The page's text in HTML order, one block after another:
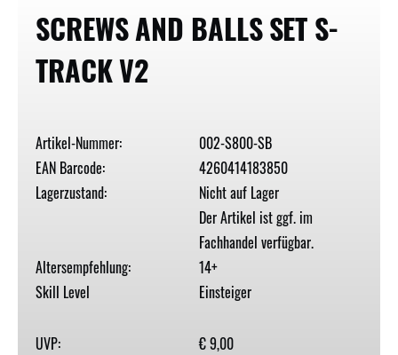
SCREWS AND BALLS SET S-
TRACK V2
Artikel-Nummer:
002-S800-SB
EAN Barcode:
4260414183850
Lagerzustand:
Nicht auf Lager
Der Artikel ist ggf. im
Fachhandel verfügbar.
Altersempfehlung:
14+
Skill Level
Einsteiger
UVP: € 9,00